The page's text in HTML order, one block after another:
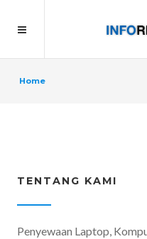
Home
TENTANG KAMI
Penyewaan Laptop,